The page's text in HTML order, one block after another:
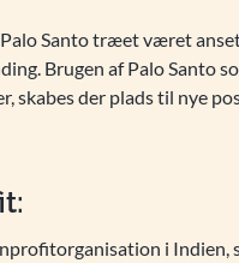
Santo træet været
Brugen af Palo Santo
skabes der plads til nye
i Indien,